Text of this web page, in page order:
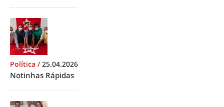
Política /25.04.2026
Notinhas Rápidas